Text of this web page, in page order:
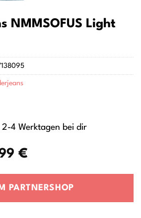
NMMSOFUS Light
€Aktueller
ist:
2-4 Werktagen bei dir
PARTNERSHOP